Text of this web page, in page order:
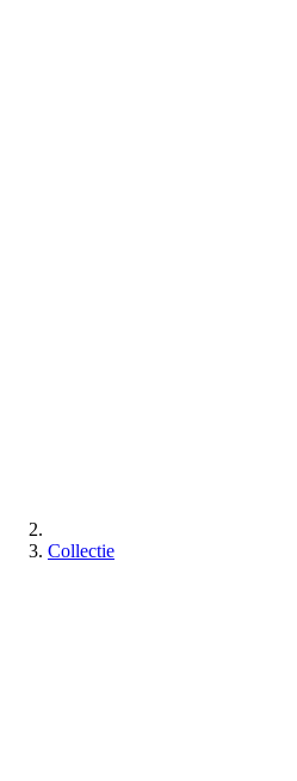
Collectie